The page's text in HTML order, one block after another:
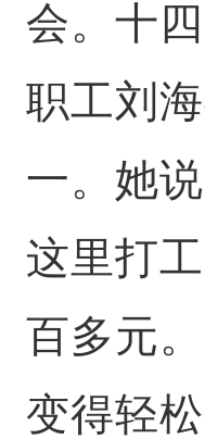
会。十
职工刘
一。她
这里打
百多元
变得轻